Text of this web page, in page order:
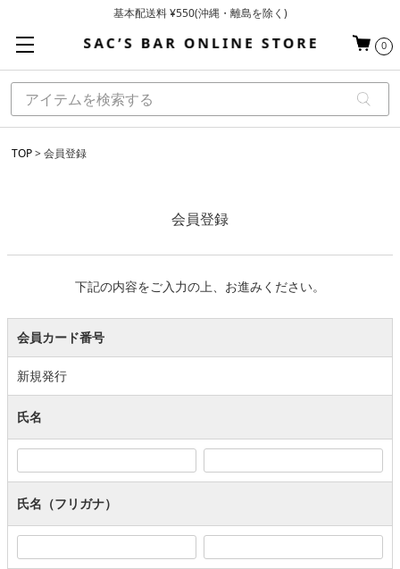
基本配送料 ¥550(沖縄・離島を除く)
お買い上げ合計¥3,980以上で送料無料
0
TOP 会員登録
会員登録
下記の内容をご入力の上、お進みください。
会員カード番号
新規発行
氏名
氏名（フリガナ）